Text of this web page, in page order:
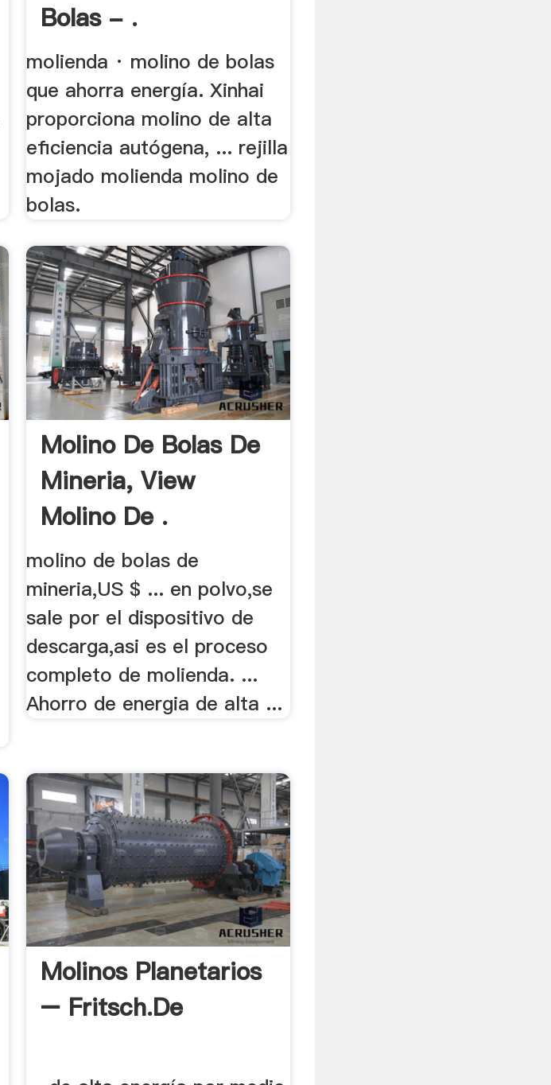
Bolas - .
molienda · molino de bolas
que ahorra energía. Xinhai
proporciona molino de alta
eficiencia autógena, ... rejilla
mojado molienda molino de
bolas.
Molino De Bolas De
Mineria, View
Molino De .
molino de bolas de
mineria,US $ ... en polvo,se
sale por el dispositivo de
descarga,asi es el proceso
completo de molienda. ...
Ahorro de energia de alta ...
Molinos Planetarios
– Fritsch.de